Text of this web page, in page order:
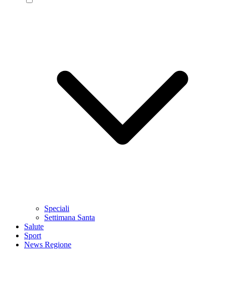
Speciali
Settimana Santa
Salute
Sport
News Regione